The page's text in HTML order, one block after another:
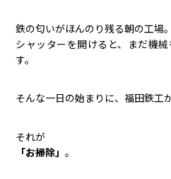
鉄の匂いがほんのり残る朝の工場。
シャッターを開けると、まだ機
す。
そんな一日の始まりに、福田鉄工
それが
「お掃除」。